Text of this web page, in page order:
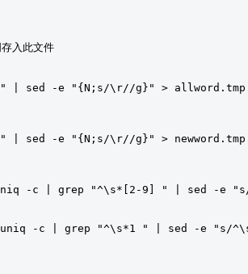
入此文件
sed -e "{N;s/\r//g}" > allword . tmp
sed -e "{N;s/\r//g}" > newword . tmp
- c grep "^\s*[2-9] " sed -e
uniq - c grep "^\s*1 " sed -e "s/